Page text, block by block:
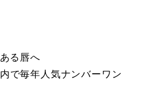
る唇へ
で毎年人気ナンバーワン